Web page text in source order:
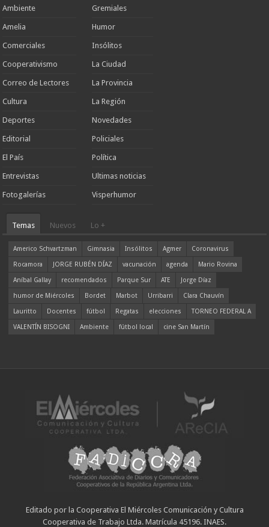
Ambiente
Amelia
Comerciales
Cooperativismo
Correo de Lectores
Cultura
Deportes
Editorial
El País
Entrevistas
Fotogalerías
Gremiales
Humor
Insólitos
La Ciudad
La Provincia
La Región
Novedades
Policiales
Política
Ultimas noticias
Visperhumor
Temas Nuevos Lo +
Americo Schvartzman Gimnasia Insólitos Agmer
Coronavirus
Rocamora
JORGE RUBÉN DÍAZ vacunación agenda
Mario Rovina
Aníbal Gallay
recomendados Parque Sur ATE
Jorge Díaz
humor de Miércoles
Bordet Marbot Urribarri
Clara Chauvín
Lauritto
Docentes fútbol Regatas elecciones
TORNEO FEDERAL A
VALENTÍN BISOGNI
Ambiente fútbol local cine San Martín
Editado por la Cooperativa El Miércoles Comunicación y Cultura
Cooperativa de Trabajo Ltda. Matrícula 45196. INAES.